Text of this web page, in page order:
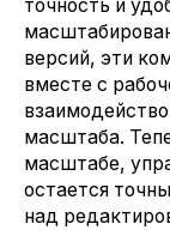
точность и
версий, эти
вместе с
масштаба.
масштабе,
остается
над